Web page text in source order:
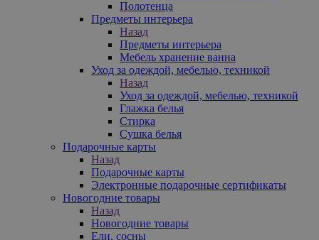
Полотенца
Предметы интерьера
Назад
Предметы интерьера
Мебель хранение ванна
Уход за одеждой, мебелью, техникой
Назад
Уход за одеждой, мебелью, техникой
Глажка белья
Стирка
Сушка белья
Подарочные карты
Назад
Подарочные карты
Электронные подарочные сертификаты
Новогодние товары
Назад
Новогодние товары
Ели, сосны